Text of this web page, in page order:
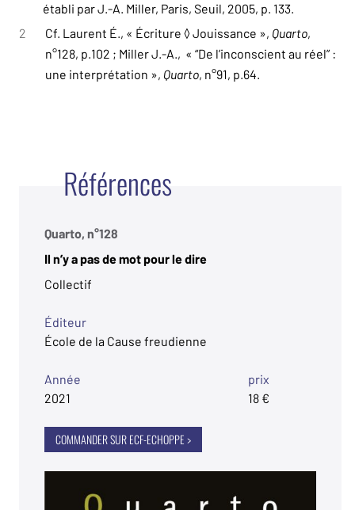
Références
Quarto, n°128
Il n’y a pas de mot pour le dire
Collectif
Éditeur
École de la Cause freudienne
Année
2021
prix
18 €
COMMANDER SUR ECF-ECHOPPE >
tout en prenant la perspective de de son
dernier enseignement.
établi par J.-A. Miller, Paris, Seuil, 2005, p. 133.
2
Cf. Laurent É., « Écriture ◊ Jouissance », Quarto,
n°128, p.102 ; Miller J.-A., « “De l’inconscient au réel” :
une interprétation », Quarto, n°91, p.64.